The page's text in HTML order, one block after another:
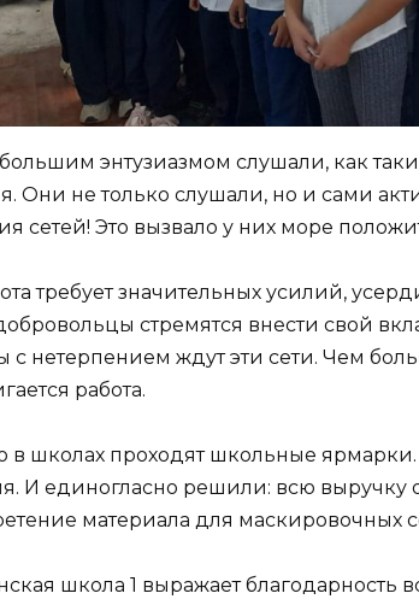
энтузиазмом слушали, как
Они не только слушали, но и сами
сетей! Это вызвало у них море
требует значительных усилий,
стремятся внести свой
с нетерпением ждут эти сети. Чем
работа.
в школах проходят школьные
И единогласно решили: всю выручку
материала для маскировочных
школа 1 выражает благодарность